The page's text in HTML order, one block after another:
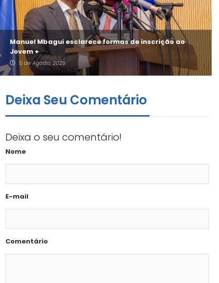
Manuel Mbagui esclarece formas de inscrição ao
Jovem +
5 de Agosto, 2026
Deixa Seu Comentário
Deixa o seu comentário!
Nome
E-mail
Comentário